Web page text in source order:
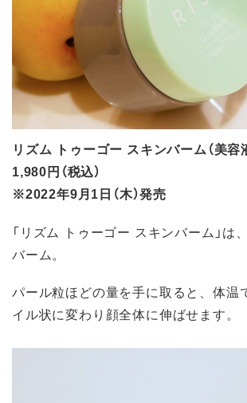
リズム トゥーゴー スキンバーム（美
1,980円（税込）
※2022年9月1日（木）発売
「リズム トゥーゴー スキンバーム」は
バーム。
パール粒ほどの量を手に取ると、体温
イル状に変わり顔全体に伸ばせます。